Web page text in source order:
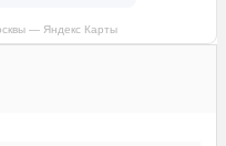
— Яндекс Карты